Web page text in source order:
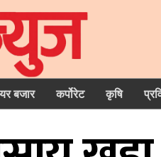
बजार कर्पोरेट कृषि